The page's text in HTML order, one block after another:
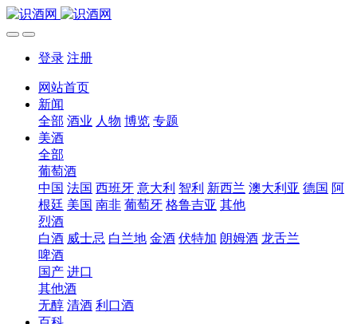
登录 注册
网站首页
新闻
全部 酒业 人物 博览 专题
美酒
全部
葡萄酒
中国 法国 西班牙 意大利 智利 新西兰 澳大利亚 德国 阿
根廷 美国 南非 葡萄牙 格鲁吉亚 其他
烈酒
白酒 威士忌 白兰地 金酒 伏特加 朗姆酒 龙舌兰
啤酒
国产 进口
其他酒
无醇 清酒 利口酒